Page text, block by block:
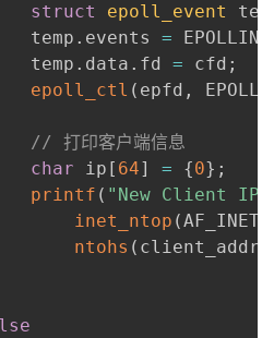
struct epoll_event
temp
. events = EPOLLIN
temp
. data . fd = cfd ;
epoll_ctl ( epfd ,
// 打印客户端信息
char ip [ 64] = {0} ;
printf ( "New Client
inet_ntop (AF_INET
ntohs ( client_addr